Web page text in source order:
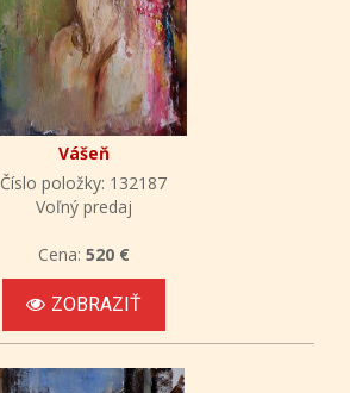
Vášeň
Číslo položky: 132187
Voľný predaj
Cena: 520 €
ZOBRAZIŤ